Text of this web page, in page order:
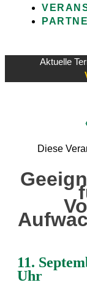
Aktuelle
Diese
11.
Uhr